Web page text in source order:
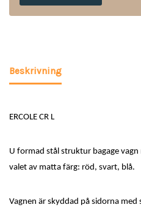
Beskrivning
ERCOLE CR L
U formad stål struktur bagage
valet av matta färg: röd, svart, blå.
Vagnen är skyddad på sidorna